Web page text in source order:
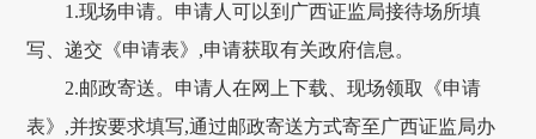
1.现场申请。申请人可以到广西证监局接待场所填
写、递交《申请表》,申请获取有关政府信息。
2.邮政寄送。申请人在网上下载、现场领取《申请
表》,并按要求填写,通过邮政寄送方式寄至广西证监局办